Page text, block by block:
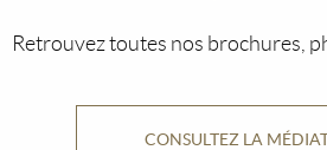
Retrouvez toutes nos brochures,
CONSULTEZ LA